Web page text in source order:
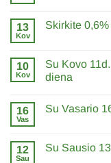
Su
13
Kov
Skirkite
Skirkite
0,6%
GPM
10
Kov
Su Kovo
diena
įraše
Lietuvos
nepriklausombės
16
Vas
Su Vasario
Su
12
Sau
Su Sausio